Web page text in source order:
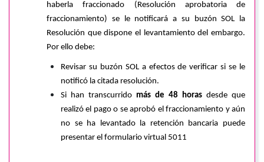
haberla fraccionado (Resolución aprobatoria de
fraccionamiento) se le notificará a su buzón SOL la
Resolución que dispone el levantamiento del embargo.
Por ello debe:
Revisar su buzón SOL a efectos de verificar si se le
notificó la citada resolución.
Si han transcurrido más de 48 horas desde que
realizó el pago o se aprobó el fraccionamiento y aún
no se ha levantado la retención bancaria puede
presentar el formulario virtual 5011